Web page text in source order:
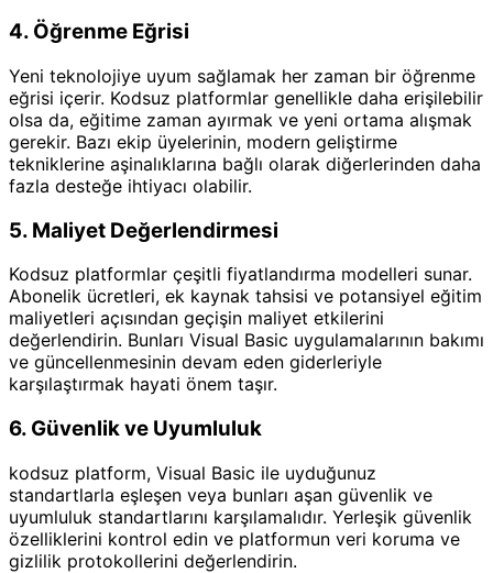
4. Öğrenme Eğrisi
Yeni teknolojiye uyum sağlamak her zaman bir öğrenme
eğrisi içerir. Kodsuz platformlar genellikle daha erişilebilir
olsa da, eğitime zaman ayırmak ve yeni ortama alışmak
gerekir. Bazı ekip üyelerinin, modern geliştirme
tekniklerine aşinalıklarına bağlı olarak diğerlerinden daha
fazla desteğe ihtiyacı olabilir.
5. Maliyet Değerlendirmesi
Kodsuz platformlar çeşitli fiyatlandırma modelleri sunar.
Abonelik ücretleri, ek kaynak tahsisi ve potansiyel eğitim
maliyetleri açısından geçişin maliyet etkilerini
değerlendirin. Bunları Visual Basic uygulamalarının bakımı
ve güncellenmesinin devam eden giderleriyle
karşılaştırmak hayati önem taşır.
6. Güvenlik ve Uyumluluk
kodsuz platform, Visual Basic ile uyduğunuz
standartlarla eşleşen veya bunları aşan güvenlik ve
uyumluluk standartlarını karşılamalıdır. Yerleşik güvenlik
özelliklerini kontrol edin ve platformun veri koruma ve
gizlilik protokollerini değerlendirin.